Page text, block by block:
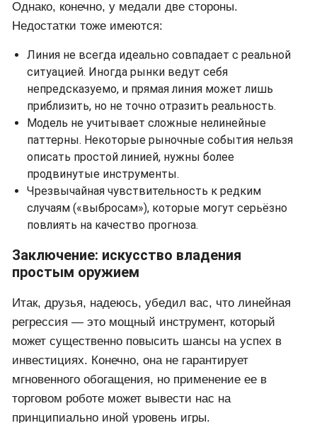
Однако, конечно, у медали две стороны.
Недостатки тоже имеются:
Линия не всегда идеально совпадает с реальной
ситуацией. Иногда рынки ведут себя
непредсказуемо, и прямая линия может лишь
приблизить, но не точно отразить реальность.
Модель не учитывает сложные нелинейные
паттерны. Некоторые рыночные события нельзя
описать простой линией, нужны более
продвинутые инструменты.
Чрезвычайная чувствительность к редким
случаям («выбросам»), которые могут серьёзно
повлиять на качество прогноза.
Заключение: искусство владения
простым оружием
Итак, друзья, надеюсь, убедил вас, что линейная
регрессия — это мощный инструмент, который
может существенно повысить шансы на успех в
инвестициях. Конечно, она не гарантирует
мгновенного обогащения, но применение ее в
торговом роботе может вывести нас на
принципиально иной уровень игры.